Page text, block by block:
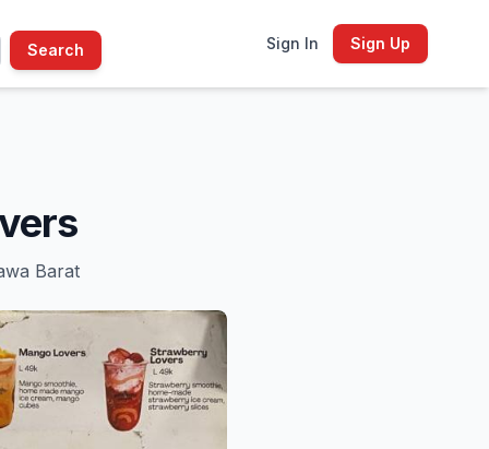
Search Sign In Sign Up
Barat